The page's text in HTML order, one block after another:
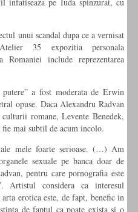
unui scandal dupa ce a vernisat
35 expozitia personala
include reprezentarea
a fost moderata de Erwin
opuse. Daca Alexandru Radvan
romane, Levente Benedek,
mai subtil de acum incolo.
ale mele foarte serioase. (…) Am
sexuale pe banca doar de
pentru care pornografia este
Artistul considera ca interesul
erotica este, de fapt, benefic in
de faptul ca poate exista si o